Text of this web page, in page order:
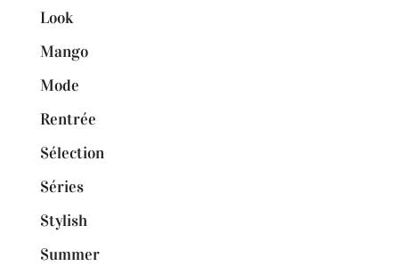
Look
Mango
Mode
Rentrée
Sélection
Séries
Stylish
Summer